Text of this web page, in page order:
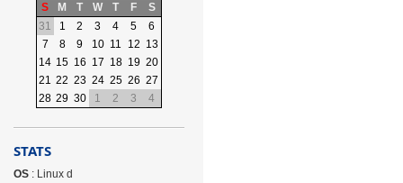
S
M T W T F
S
31
1 2 3 4 5
6
7
8 9 10 11 12 13
14 15 16 17 18 19 20
21 22 23 24 25 26 27
28 29 30 1 2 3 4
STATS
OS: Linux d